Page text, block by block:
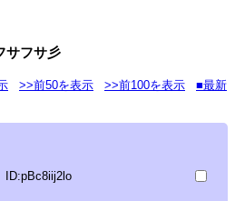
サフサ彡
>>前50を表示 >>前100を表示
■最新
ID:pBc8iij2lo